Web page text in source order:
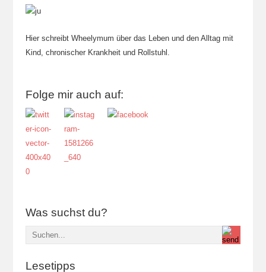
Hier schreibt Wheelymum über das Leben und den Alltag mit
Kind, chronischer Krankheit und Rollstuhl.
Folge mir auch auf:
Was suchst du?
Lesetipps